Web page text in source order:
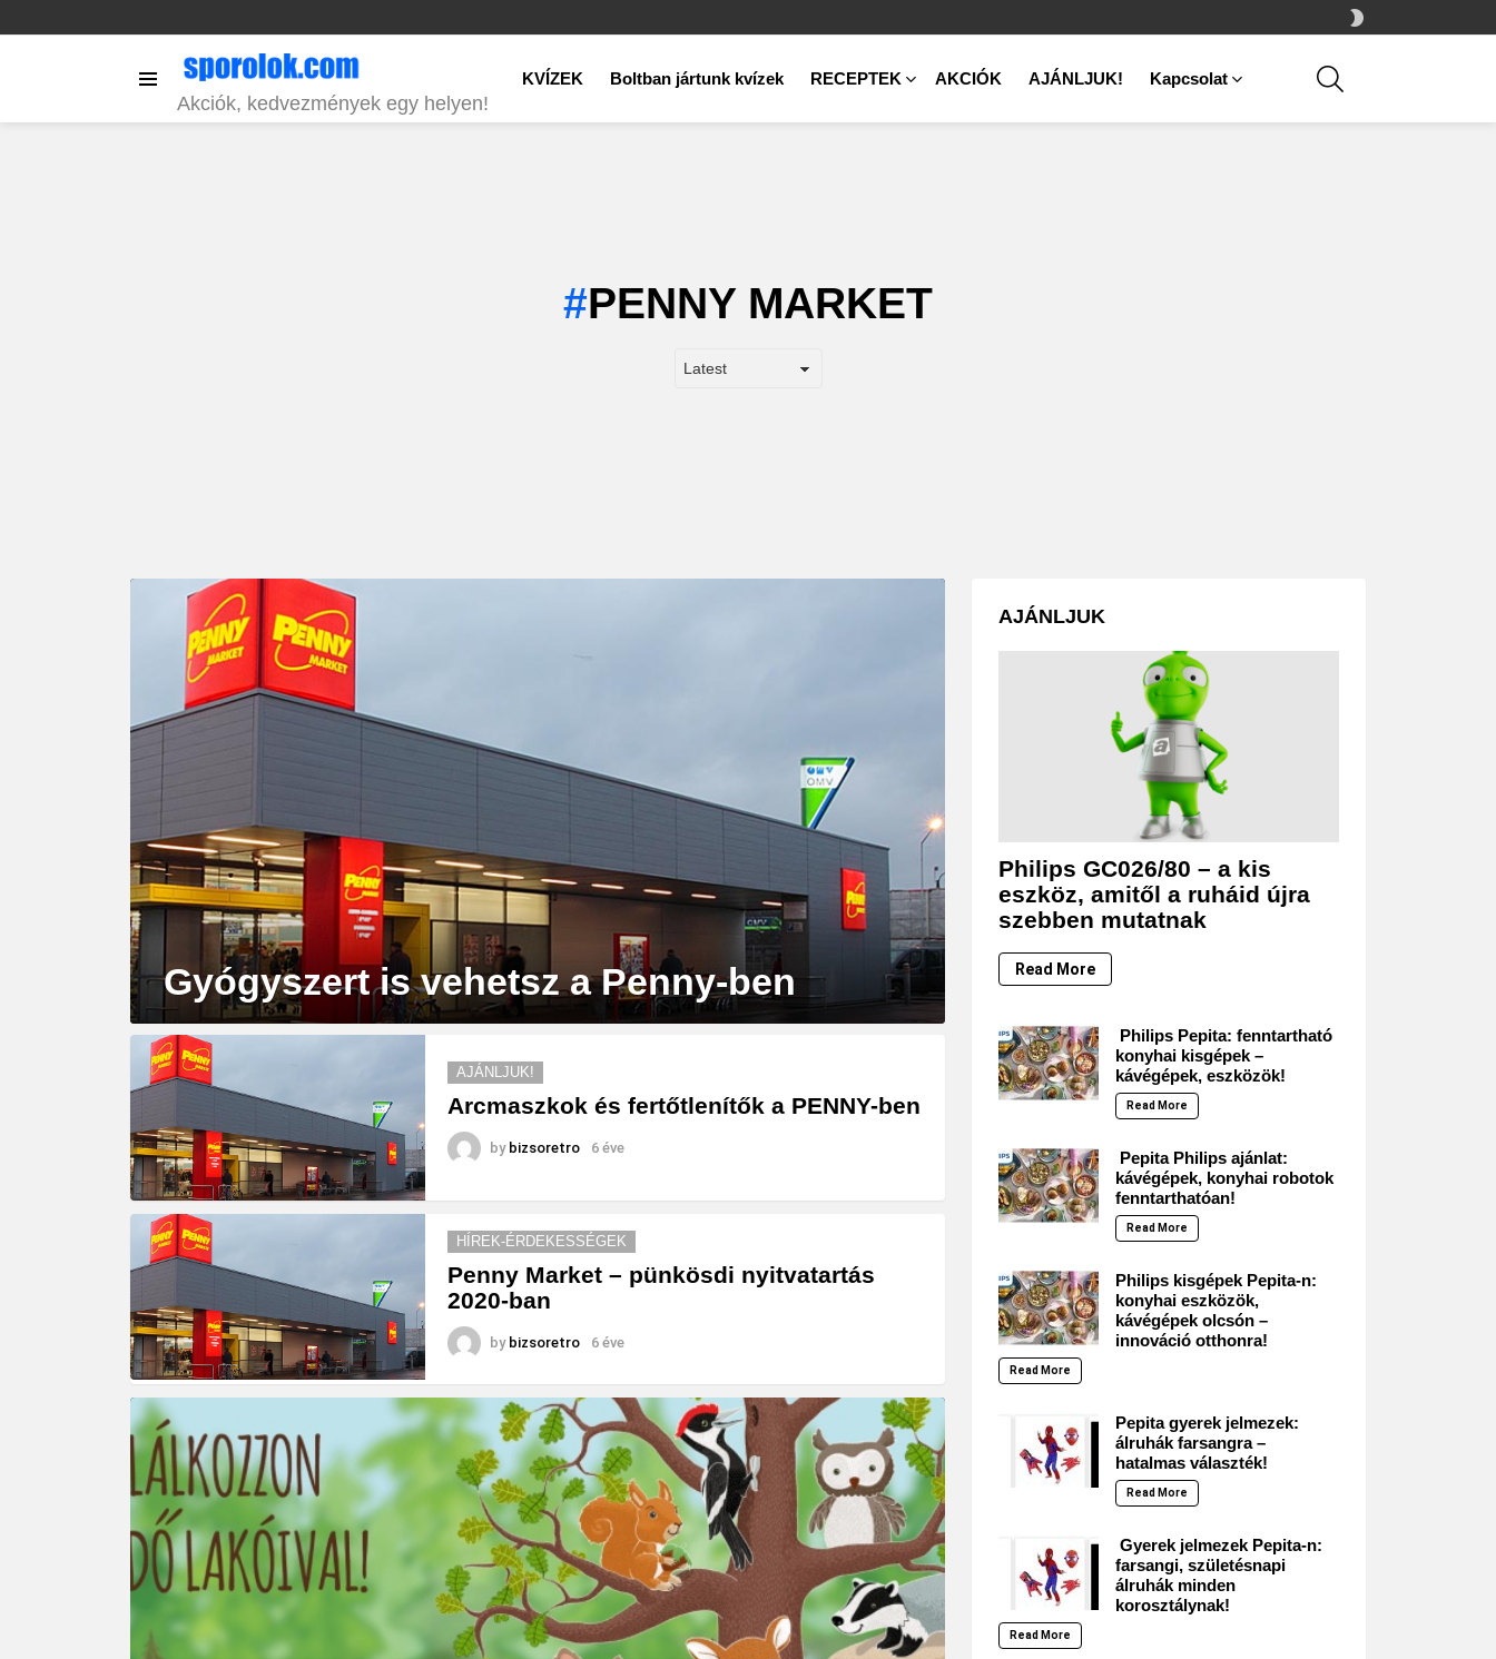
SKIN
Akciók, kedvezmények egy helyen!
KVÍZEK Boltban jártunk kvízek RECEPTEK AKCIÓK AJÁNLJUK! Kapcsolat
PENNY MARKET
STORY
Gyógyszert is vehetsz a Penny-ben
MORE
STORIES
AJÁNLJUK!
Arcmaszkok és fertőtlenítők a PENNY-ben
by bizsoretro 6 éve
HÍREK-ÉRDEKESSÉGEK
Penny Market – pünkösdi nyitvatartás
2020-ban
by bizsoretro 6 éve
AJÁNLJUK
Philips GC026/80 – a kis
eszköz, amitől a ruháid újra
szebben mutatnak
Read More
Philips Pepita: fenntartható
konyhai kisgépek –
kávégépek, eszközök!
Read More
Pepita Philips ajánlat:
kávégépek, konyhai robotok
fenntarthatóan!
Read More
Philips kisgépek Pepita-n:
konyhai eszközök,
kávégépek olcsón –
innováció otthonra!
Read More
Pepita gyerek jelmezek:
álruhák farsangra –
hatalmas választék!
Read More
Gyerek jelmezek Pepita-n:
farsangi, születésnapi
álruhák minden
korosztálynak!
Read More